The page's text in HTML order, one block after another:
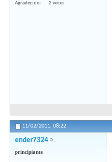
Agradecido
2 veces
11/02/2011, 08:22
ender7324
principiante